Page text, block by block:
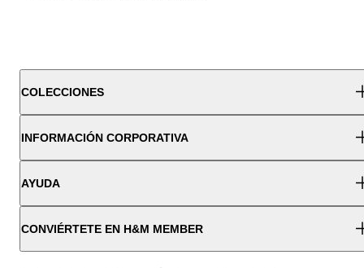
COLECCIONES
INFORMACIÓN CORPORATIVA
AYUDA
CONVIÉRTETE EN H&M MEMBER